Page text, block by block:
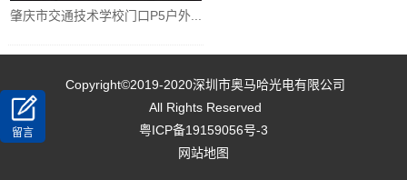
肇庆市交通技术学校门口P5户外...
Copyright©2019-2020深圳市奥马哈光电有限公司
All Rights Reserved
粤ICP备19159056号-3
网站地图
留言